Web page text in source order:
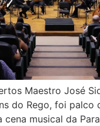
Maestro José
do Rego, foi palco
cena musical da